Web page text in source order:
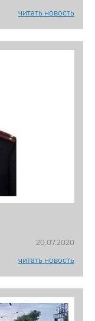
читать новость
20.07.2020
читать новость